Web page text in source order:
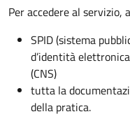
Per accedere al servizio,
SPID (sistema
d’identità
(CNS)
tutta la
della pratica.